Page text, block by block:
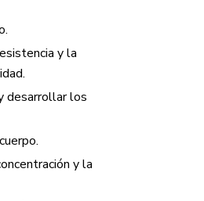
y la
desarrollar los
y la